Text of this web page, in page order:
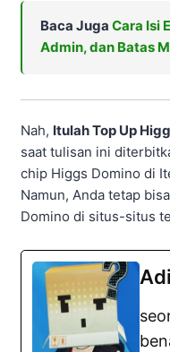
Baca Juga Cara Isi
Admin, dan Batas
Nah, Itulah Top Up
saat tulisan ini
chip Higgs Domino di
Namun, Anda tetap
Domino di situs-situs